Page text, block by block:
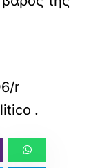
mavridis-i-
.